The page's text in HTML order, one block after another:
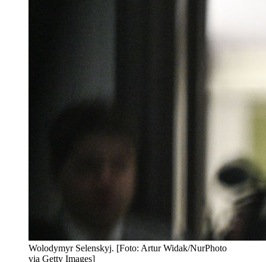
Wolodymyr Selenskyj. [Foto: Artur Widak/NurPhoto
via Getty Images]